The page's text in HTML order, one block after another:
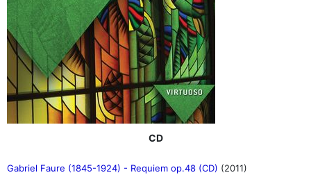
CD
Gabriel Faure (1845-1924) - Requiem op.48 (CD) (2011)